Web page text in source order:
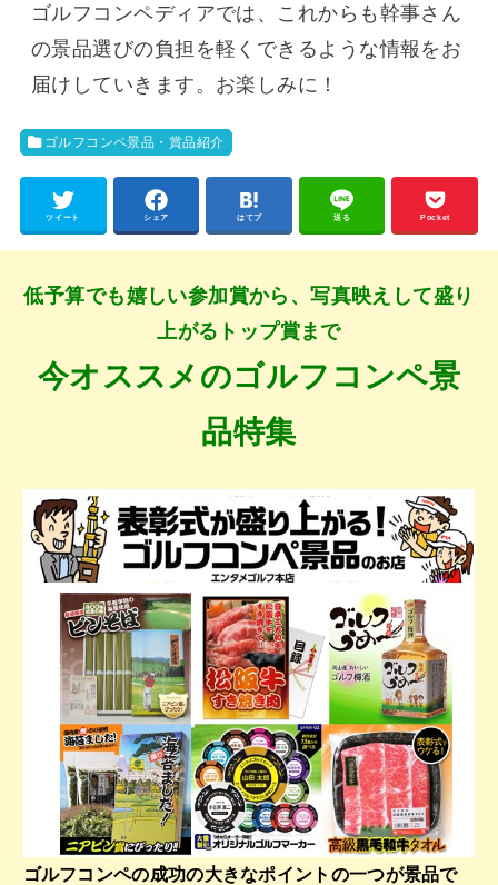
ゴルフコンペディアでは、これからも幹事さん
の景品選びの負担を軽くできるような情報をお
届けしていきます。お楽しみに！
ゴルフコンペ景品・賞品紹介
ツイート シェア はてブ 送る Pocket
低予算でも嬉しい参加賞から、写真映えして盛り
上がるトップ賞まで
今オススメのゴルフコンペ景
品特集
ゴルフコンペの成功の大きなポイントの一つが景品で